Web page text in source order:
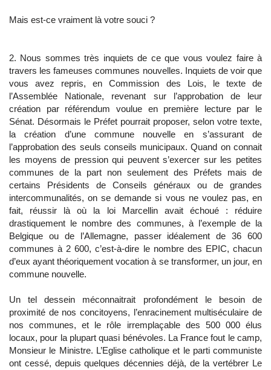
Mais est-ce vraiment là votre souci ?
2. Nous sommes très inquiets de ce que vous voulez faire à
travers les fameuses communes nouvelles. Inquiets de voir que
vous avez repris, en Commission des Lois, le texte de
l’Assemblée Nationale, revenant sur l’approbation de leur
création par référendum voulue en première lecture par le
Sénat. Désormais le Préfet pourrait proposer, selon votre texte,
la création d’une commune nouvelle en s’assurant de
l’approbation des seuls conseils municipaux. Quand on connait
les moyens de pression qui peuvent s’exercer sur les petites
communes de la part non seulement des Préfets mais de
certains Présidents de Conseils généraux ou de grandes
intercommunalités, on se demande si vous ne voulez pas, en
fait, réussir là où la loi Marcellin avait échoué : réduire
drastiquement le nombre des communes, à l’exemple de la
Belgique ou de l’Allemagne, passer idéalement de 36 600
communes à 2 600, c’est-à-dire le nombre des EPIC, chacun
d’eux ayant théoriquement vocation à se transformer, un jour, en
commune nouvelle.
Un tel dessein méconnaitrait profondément le besoin de
proximité de nos concitoyens, l’enracinement multiséculaire de
nos communes, et le rôle irremplaçable des 500 000 élus
locaux, pour la plupart quasi bénévoles. La France fout le camp,
Monsieur le Ministre. L’Eglise catholique et le parti communiste
ont cessé, depuis quelques décennies déjà, de la vertébrer Le